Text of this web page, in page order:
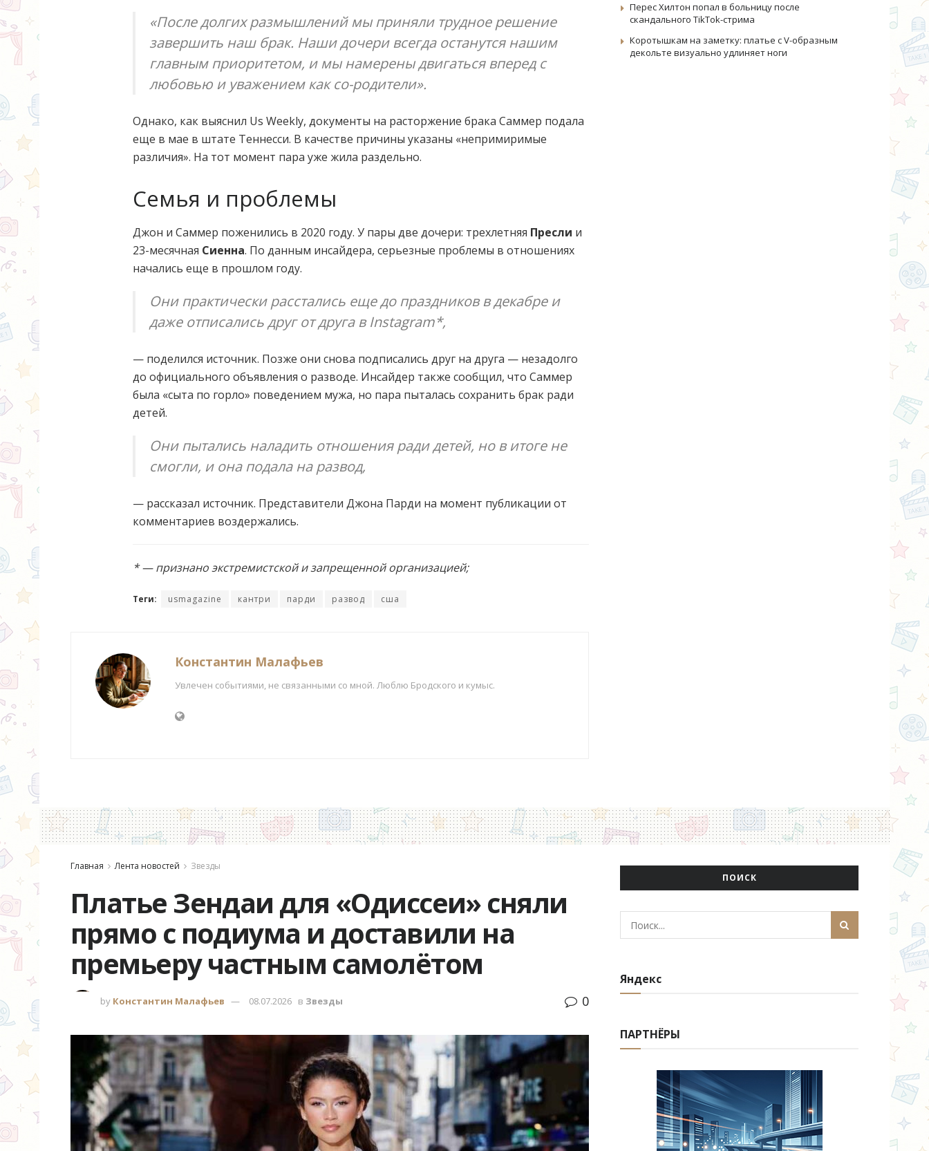
«После долгих размышлений мы приняли трудное решение
завершить наш брак. Наши дочери всегда останутся нашим
главным приоритетом, и мы намерены двигаться вперед с
любовью и уважением как co-родители».
Однако, как выяснил Us Weekly, документы на расторжение брака Саммер подала
еще в мае в штате Теннесси. В качестве причины указаны «непримиримые
различия». На тот момент пара уже жила раздельно.
Семья и проблемы
Джон и Саммер поженились в 2020 году. У пары две дочери: трехлетняя Пресли и
23-месячная Сиенна. По данным инсайдера, серьезные проблемы в отношениях
начались еще в прошлом году.
Они практически расстались еще до праздников в декабре и
даже отписались друг от друга в Instagram*,
— поделился источник. Позже они снова подписались друг на друга — незадолго
до официального объявления о разводе. Инсайдер также сообщил, что Саммер
была «сыта по горло» поведением мужа, но пара пыталась сохранить брак ради
детей.
Они пытались наладить отношения ради детей, но в итоге не
смогли, и она подала на развод,
— рассказал источник. Представители Джона Парди на момент публикации от
комментариев воздержались.
* — признано экстремистской и запрещенной организацией;
Теги: usmagazine кантри парди развод сша
Константин Малафьев
Увлечен событиями, не связанными со мной. Люблю Бродского и кумыс.
Перес Хилтон попал в больницу после
скандального TikTok-стрима
Коротышкам на заметку: платье с V-образным
декольте визуально удлиняет ноги
Главная Лента новостей Звезды
Платье Зендаи для «Одиссеи» сняли
прямо с подиума и доставили на
премьеру частным самолётом
by Константин Малафьев 08.07.2026 в Звезды 0
ПОИСК
Яндекс
ПАРТНЁРЫ